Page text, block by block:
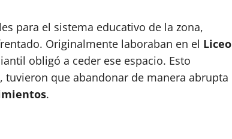
para el sistema educativo de la zona,
Originalmente laboraban en el Liceo
obligó a ceder ese espacio. Esto
que abandonar de manera abrupta
.